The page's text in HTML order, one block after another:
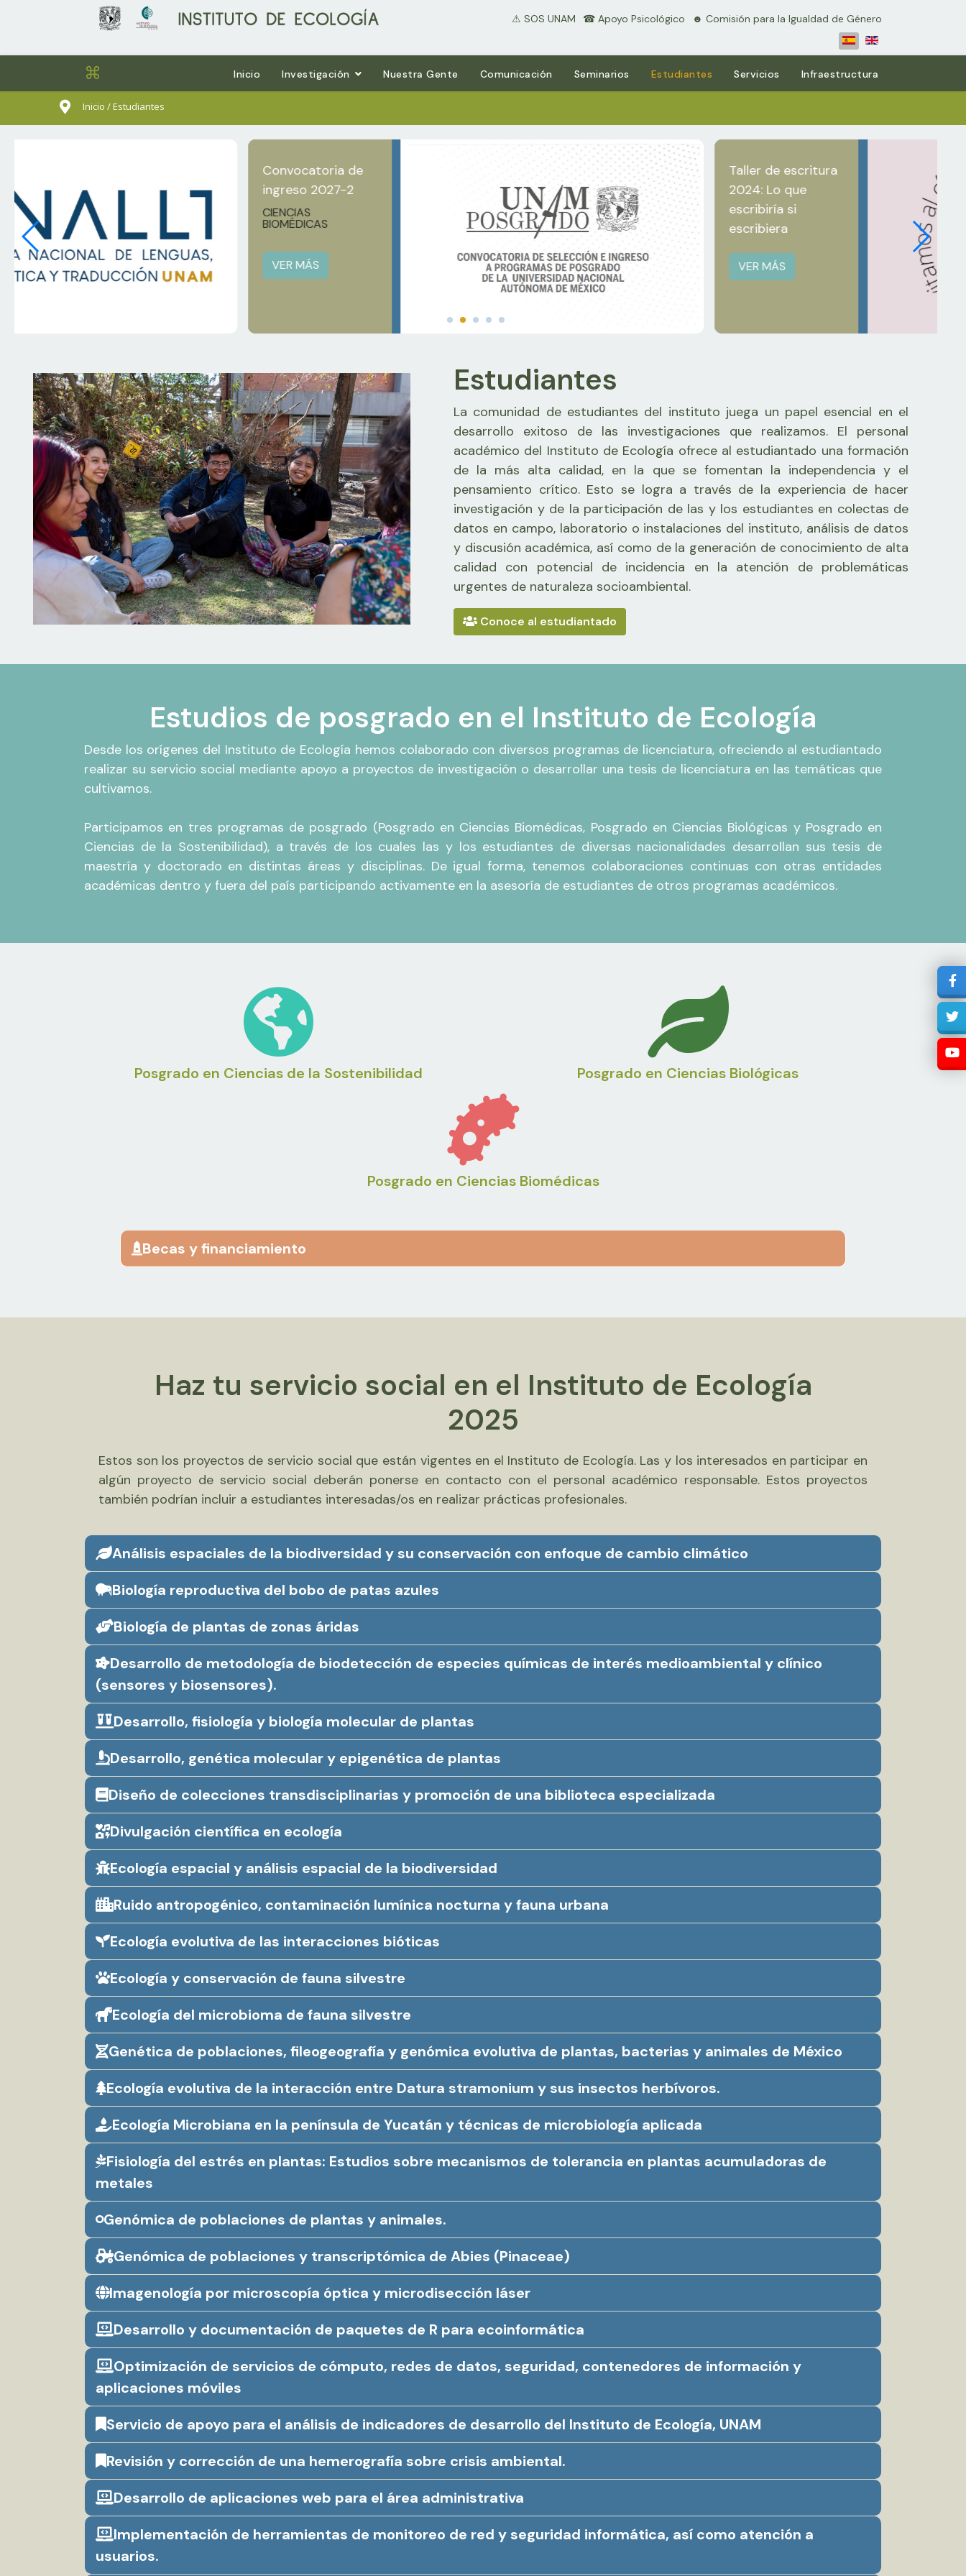
⚠ SOS UNAM ⠀☎ Apoyo Psicológico ⠀☻ Comisión para la Igualdad de Género
⌘ Inicio Investigación Nuestra Gente Comunicación Seminarios Estudiantes Servicios Infraestructura
Inicio / Estudiantes
Convocatoria de
ingreso 2027-2
CIENCIAS
BIOMÉDICAS
VER MÁS
Taller de escritura
2024: Lo que
escribiría si
escribiera
VER MÁS
Estudiantes
La comunidad de estudiantes del instituto juega un papel esencial en el
desarrollo exitoso de las investigaciones que realizamos. El personal
académico del Instituto de Ecología ofrece al estudiantado una formación
de la más alta calidad, en la que se fomentan la independencia y el
pensamiento crítico. Esto se logra a través de la experiencia de hacer
investigación y de la participación de las y los estudiantes en colectas de
datos en campo, laboratorio o instalaciones del instituto, análisis de datos
y discusión académica, así como de la generación de conocimiento de alta
calidad con potencial de incidencia en la atención de problemáticas
urgentes de naturaleza socioambiental.
Conoce al estudiantado
Estudios de posgrado en el Instituto de Ecología
Desde los orígenes del Instituto de Ecología hemos colaborado con diversos programas de licenciatura, ofreciendo al estudiantado
realizar su servicio social mediante apoyo a proyectos de investigación o desarrollar una tesis de licenciatura en las temáticas que
cultivamos.
Participamos en tres programas de posgrado (Posgrado en Ciencias Biomédicas, Posgrado en Ciencias Biológicas y Posgrado en
Ciencias de la Sostenibilidad), a través de los cuales las y los estudiantes de diversas nacionalidades desarrollan sus tesis de
maestría y doctorado en distintas áreas y disciplinas. De igual forma, tenemos colaboraciones continuas con otras entidades
académicas dentro y fuera del país participando activamente en la asesoría de estudiantes de otros programas académicos.
Posgrado en Ciencias de la Sostenibilidad Posgrado en Ciencias Biológicas
Posgrado en Ciencias Biomédicas
Becas y financiamiento
Haz tu servicio social en el Instituto de Ecología
2025
Estos son los proyectos de servicio social que están vigentes en el Instituto de Ecología. Las y los interesados en participar en
algún proyecto de servicio social deberán ponerse en contacto con el personal académico responsable. Estos proyectos
también podrían incluir a estudiantes interesadas/os en realizar prácticas profesionales.
Análisis espaciales de la biodiversidad y su conservación con enfoque de cambio climático
Biología reproductiva del bobo de patas azules
Biología de plantas de zonas áridas
Desarrollo de metodología de biodetección de especies químicas de interés medioambiental y clínico
(sensores y biosensores).
Desarrollo, fisiología y biología molecular de plantas
Desarrollo, genética molecular y epigenética de plantas
Diseño de colecciones transdisciplinarias y promoción de una biblioteca especializada
Divulgación científica en ecología
Ecología espacial y análisis espacial de la biodiversidad
Ruido antropogénico, contaminación lumínica nocturna y fauna urbana
Ecología evolutiva de las interacciones bióticas
Ecología y conservación de fauna silvestre
Ecología del microbioma de fauna silvestre
Genética de poblaciones, fileogeografía y genómica evolutiva de plantas, bacterias y animales de México
Ecología evolutiva de la interacción entre Datura stramonium y sus insectos herbívoros.
Ecología Microbiana en la península de Yucatán y técnicas de microbiología aplicada
Fisiología del estrés en plantas: Estudios sobre mecanismos de tolerancia en plantas acumuladoras de
metales
Genómica de poblaciones de plantas y animales.
Genómica de poblaciones y transcriptómica de Abies (Pinaceae)
Imagenología por microscopía óptica y microdisección láser
Desarrollo y documentación de paquetes de R para ecoinformática
Optimización de servicios de cómputo, redes de datos, seguridad, contenedores de información y
aplicaciones móviles
Servicio de apoyo para el análisis de indicadores de desarrollo del Instituto de Ecología, UNAM
Revisión y corrección de una hemerografía sobre crisis ambiental.
Desarrollo de aplicaciones web para el área administrativa
Implementación de herramientas de monitoreo de red y seguridad informática, así como atención a
usuarios.